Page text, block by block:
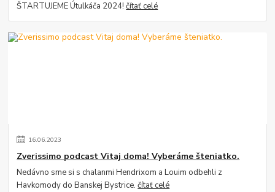
ŠTARTUJEME Útulkáča 2024!čítať celé
16.06.2023
Zverissimo podcast Vitaj doma! Vyberáme šteniatko.
Nedávno sme si s chalanmi Hendrixom a Louim odbehli z
Havkomody do Banskej Bystrice.čítať celé